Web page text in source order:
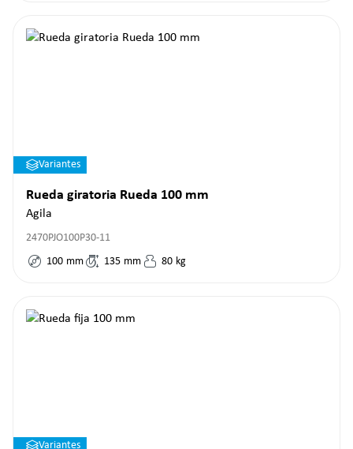
Variantes
Rueda giratoria Rueda 100 mm
Agila
2470PJO100P30-11
100 mm 135 mm 80 kg
Variantes